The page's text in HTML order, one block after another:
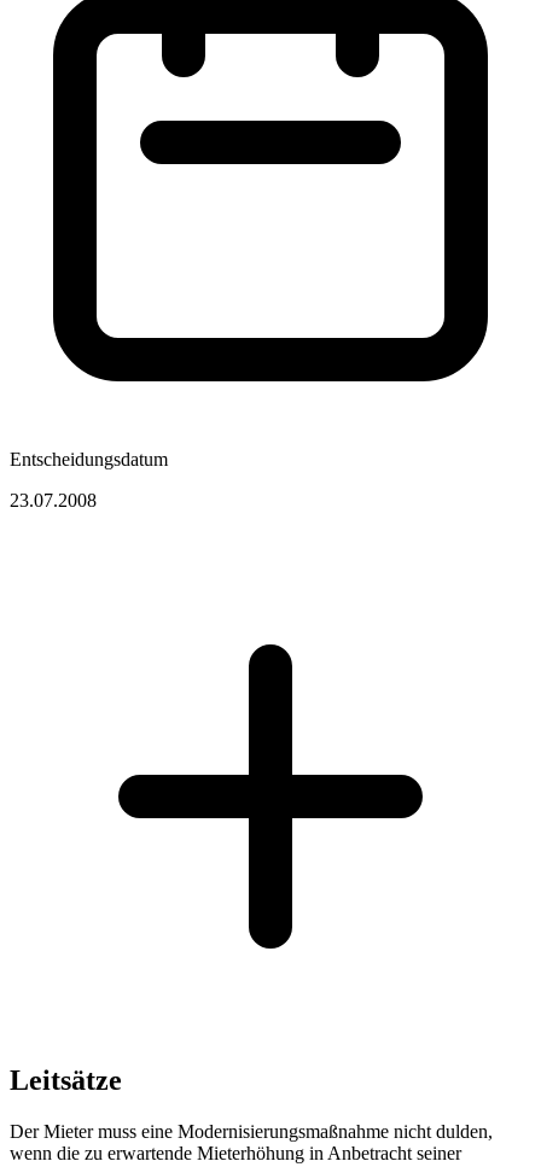
Entscheidungsdatum
23.07.2008
Leitsätze
Der Mieter muss eine Modernisierungsmaßnahme nicht dulden,
wenn die zu erwartende Mieterhöhung in Anbetracht seiner